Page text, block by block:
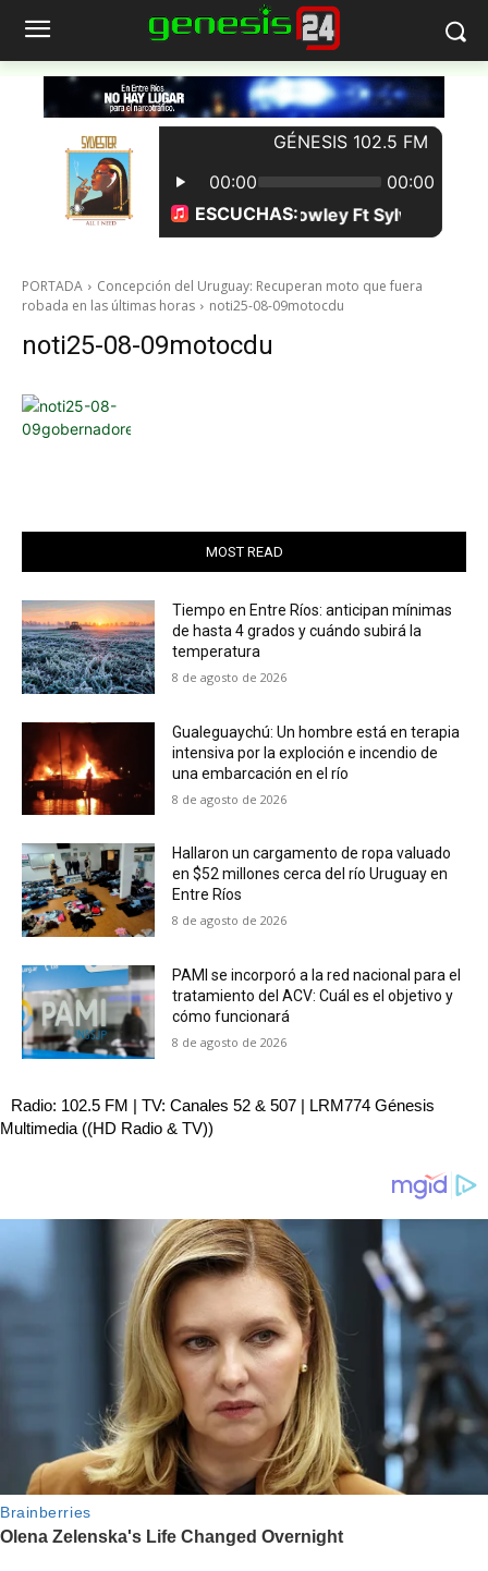
PORTADA
Concepción del Uruguay: Recuperan moto que fuera
robada en las últimas horas
noti25-08-09motocdu
noti25-08-09motocdu
MOST READ
Tiempo en Entre Ríos: anticipan mínimas
de hasta 4 grados y cuándo subirá la
temperatura
8 de agosto de 2026
Gualeguaychú: Un hombre está en terapia
intensiva por la exploción e incendio de
una embarcación en el río
8 de agosto de 2026
Hallaron un cargamento de ropa valuado
en $52 millones cerca del río Uruguay en
Entre Ríos
8 de agosto de 2026
PAMI se incorporó a la red nacional para el
tratamiento del ACV: Cuál es el objetivo y
cómo funcionará
8 de agosto de 2026
Radio: 102.5 FM | TV: Canales 52 & 507 | LRM774 Génesis
Multimedia ((HD Radio & TV))